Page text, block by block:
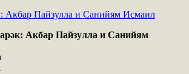
Акбар Пайзулла и Санийям